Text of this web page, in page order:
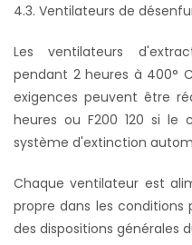
4.3. Ventilateurs de
Les ventilateurs
pendant 2 heures à 400°
exigences peuvent être
heures ou F200 120 si le
système d'extinction
Chaque ventilateur est
propre dans les conditions
des dispositions générales